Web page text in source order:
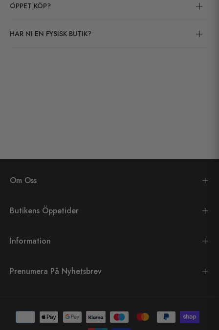
ÖPPET KÖP?
HAR NI EN FYSISK BUTIK?
Om Oss
Butikens Öppetider
Information
Prenumera På Nyhetsbrev